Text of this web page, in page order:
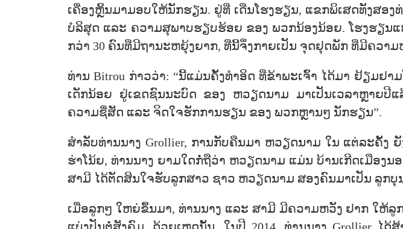
ເຄື່ອງຫຼິ້ນມາມອບໃຫ້ນັກຮຽນ. ຢູ່ທີ່ ເດີ່ນໂຮງຮຽນ, ແຂກພິເສດທັງສອ
ບໍລິສຸດ ແລະ ຄວາມສຸພາບຮຽບຮ້ອຍ ຂອງ ພວກນ້ອງນ້ອຍ. ໂຮງຮຽນ
ກວ່າ 30 ຄົນທີ່ມີຖານະຫຍຸ້ງຍາກ, ທີ່ນີ້ຈຶ່ງກາຍເປັນ ຈຸດຢຸດພັກ ທີ່ມີຄວາມ
ທ່ານ Bitrou ກ່າວວ່າ: “ນີ້ແມ່ນຄັ້ງທຳອິດ ທີ່ຂ້າພະເຈົ້າ ໄດ້ມາ ຢ້ຽມຢ
ເດັກນ້ອຍ ຢູ່ເຂດຊົນນະບົດ ຂອງ ຫວຽດນາມ ມາເປັນເວລາຫຼາຍປີ
ຄວາມຊື່ສັດ ແລະ ຈິດໃຈຮັກການຮຽນ ຂອງ ພວກຫຼານໆ ນັກຮຽນ”.
ສຳລັບທ່ານນາງ Grollier, ການກັບຄືນມາ ຫວຽດນາມ ໃນ ແຕ່ລະຄັ້ງ
ຮ່າໂນ້ຍ, ທ່ານນາງ ຍາມໃດກໍ່ຖືວ່າ ຫວຽດນາມ ແມ່ນ ບ້ານເກີດເມືອງ
ສາມີ ໄດ້ຕັດສິນໃຈຮັບລູກສາວ ຊາວ ຫວຽດນາມ ສອງຄົນມາເປັນ ລູກບຸນທ
ເມື່ອລູກໆ ໃຫຍ່ຂຶ້ນມາ, ທ່ານນາງ ແລະ ສາມີ ມີຄວາມຫວັງ ຢາກ ໃຫ້ລູ